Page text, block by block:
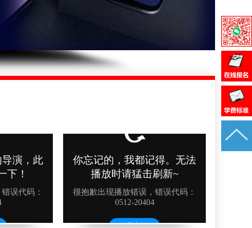
2026年8月_天津_刘同学（135****4337）报:【手机维修实战班】
2026年8月_广东_陈同学（137****3187）报:【手机维修实战班】